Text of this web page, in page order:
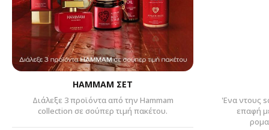
HAMMAM ΣΕΤ
Διάλεξε 3 προϊόντα από την Hammam
collection σε σούπερ τιμή πακέτου.
'Ενα ντους
επαφή